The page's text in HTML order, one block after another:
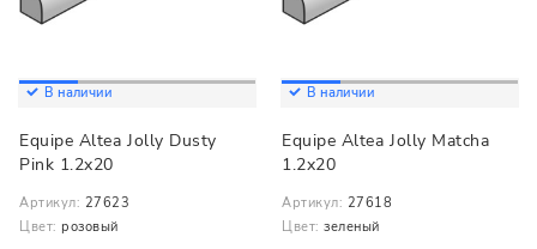
В наличии
Equipe Altea Jolly Dusty
Pink 1.2x20
Артикул: 27623
Цвет: розовый
В наличии
Equipe Altea Jolly Matcha
1.2x20
Артикул: 27618
Цвет: зеленый